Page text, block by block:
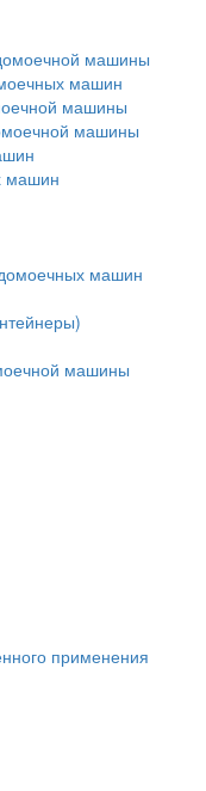
машины
машин
машины
машины
машин
машин
машины
применения